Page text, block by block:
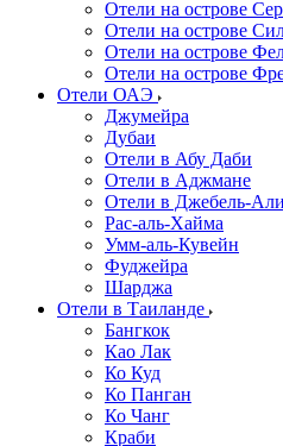
Отели на острове
Отели на острове
Отели на острове
Отели на острове
Отели ОАЭ
Джумейра
Дубаи
Отели в Абу Даби
Отели в Аджмане
Отели в Джебель-Али
Рас-аль-Хайма
Умм-аль-Кувейн
Фуджейра
Шарджа
Отели в Таиланде
Бангкок
Као Лак
Ко Куд
Ко Панган
Ко Чанг
Краби